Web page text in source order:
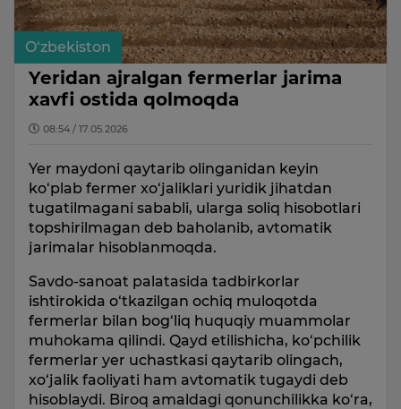
O‘zbekiston
Yeridan ajralgan fermerlar jarima
xavfi ostida qolmoqda
08:54 / 17.05.2026
Yer maydoni qaytarib olinganidan keyin
ko‘plab fermer xo‘jaliklari yuridik jihatdan
tugatilmagani sababli, ularga soliq hisobotlari
topshirilmagan deb baholanib, avtomatik
jarimalar hisoblanmoqda.
Savdo-sanoat palatasida tadbirkorlar
ishtirokida o‘tkazilgan ochiq muloqotda
fermerlar bilan bog‘liq huquqiy muammolar
muhokama qilindi. Qayd etilishicha, ko‘pchilik
fermerlar yer uchastkasi qaytarib olingach,
xo‘jalik faoliyati ham avtomatik tugaydi deb
hisoblaydi. Biroq amaldagi qonunchilikka ko‘ra,